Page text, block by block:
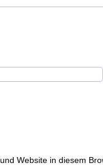
Website in diesem